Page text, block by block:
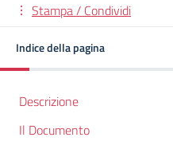
Stampa / Condividi
Indice della pagina
Descrizione
Il Documento